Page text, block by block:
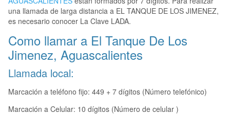
una llamada de larga distancia a EL TANQUE DE LOS JIMENEZ,
es necesario conocer La Clave LADA.
Como llamar a El Tanque De Los
Jimenez, Aguascalientes
Llamada local:
Marcación a teléfono fijo: 449 + 7 dígitos (Número telefónico)
Marcación a Celular: 10 dígitos (Número de celular )